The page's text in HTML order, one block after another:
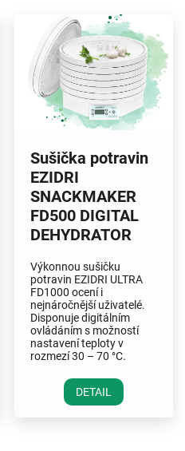
Sušička potravin
EZIDRI
SNACKMAKER
FD500 DIGITAL
DEHYDRATOR
Výkonnou sušičku
potravin EZIDRI ULTRA
FD1000 ocení i
nejnáročnější uživatelé.
Disponujedigitálním
ovládáníms možností
nastavení teploty v
rozmezí 30 – 70 °C.
DETAIL